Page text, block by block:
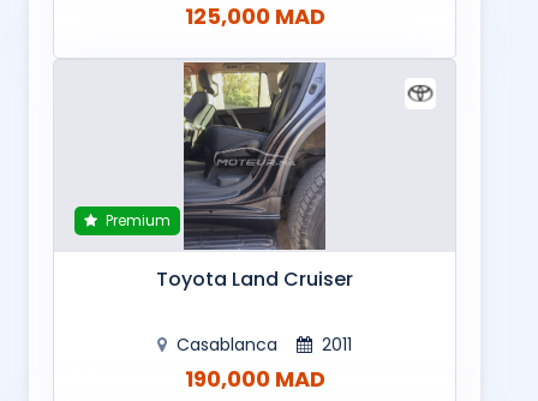
125,000 MAD
Premium
Toyota Land Cruiser
Casablanca 2011
190,000 MAD